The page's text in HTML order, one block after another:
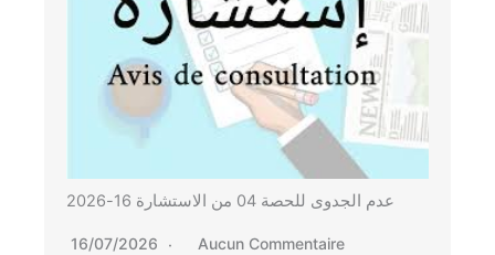
عدم الجدوى للحصة 04 من الاستشارة 16-2026
16/07/2026 Aucun Commentaire